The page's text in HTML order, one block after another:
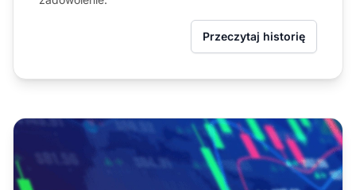
Przeczytaj historię